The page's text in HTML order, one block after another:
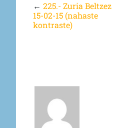
← 225.- Zuria Beltzez
15-02-15 (nahaste
kontraste)